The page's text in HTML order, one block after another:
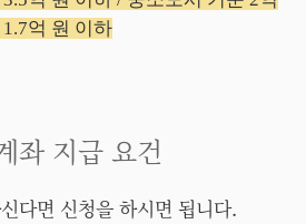
억 원 이하
좌 지급 요건
다면 신청을 하시면 됩니다.